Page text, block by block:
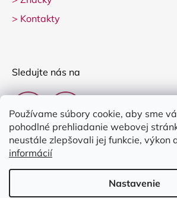
Používame súbory cookie, aby sme
pohodlné prehliadanie webovej
neustále zlepšovali jej funkcie, výkon
informácií
Nastavenie
> Kontakty
Sledujte nás na
Copyright 2026Clarina Music. Všetky